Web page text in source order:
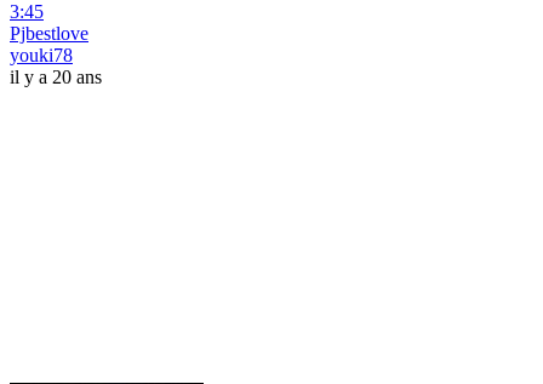
3:45
Pjbestlove
youki78
il y a 20 ans